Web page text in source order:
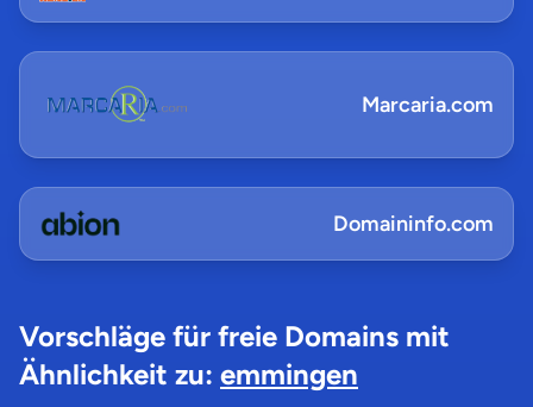
Marcaria.com
Domaininfo.com
Vorschläge für freie Domains mit
Ähnlichkeit zu: emmingen